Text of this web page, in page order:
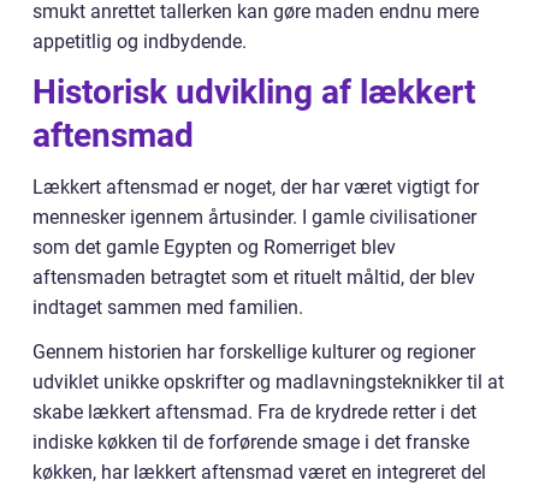
smukt anrettet tallerken kan gøre maden endnu mere
appetitlig og indbydende.
Historisk udvikling af lækkert
aftensmad
Lækkert aftensmad er noget, der har været vigtigt for
mennesker igennem årtusinder. I gamle civilisationer
som det gamle Egypten og Romerriget blev
aftensmaden betragtet som et rituelt måltid, der blev
indtaget sammen med familien.
Gennem historien har forskellige kulturer og regioner
udviklet unikke opskrifter og madlavningsteknikker til at
skabe lækkert aftensmad. Fra de krydrede retter i det
indiske køkken til de forførende smage i det franske
køkken, har lækkert aftensmad været en integreret del